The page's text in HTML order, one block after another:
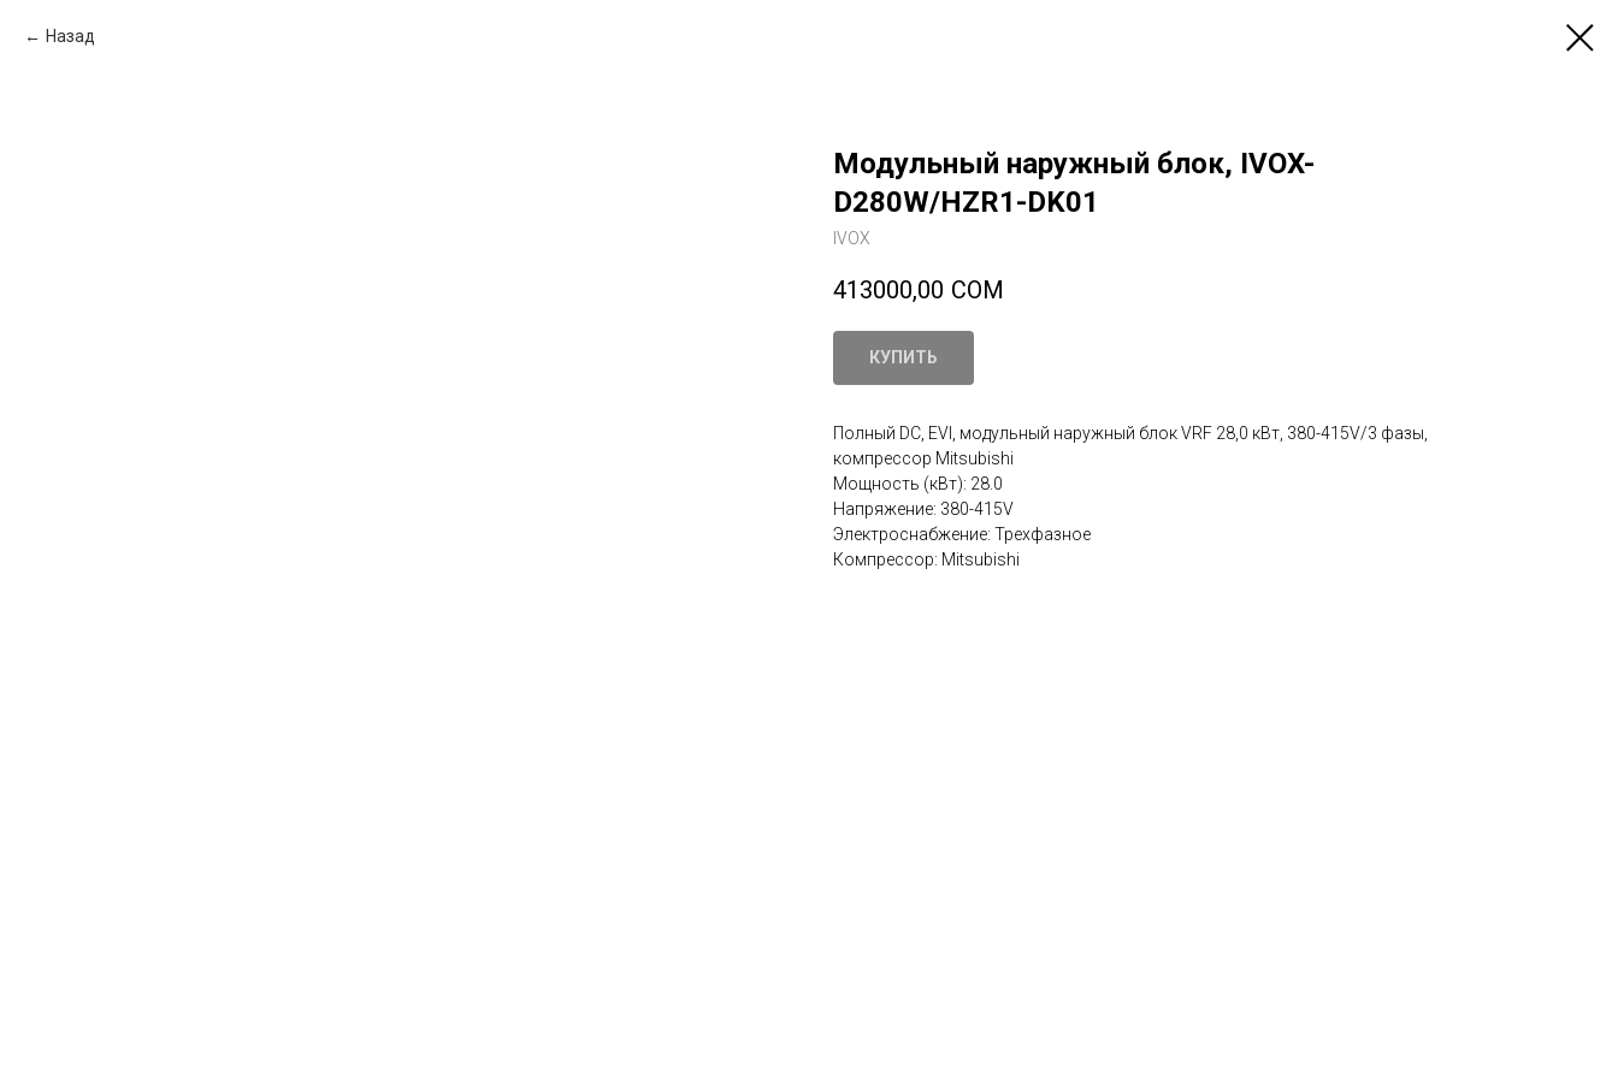
Назад
Модульный наружный блок, IVOX-
D280W/HZR1-DK01
IVOX
413000,00 СОМ
КУПИТЬ
Полный DC, EVI, модульный наружный блок VRF 28,0 кВт, 380-415V/3 фазы,
компрессор Mitsubishi
Мощность (кВт): 28.0
Напряжение: 380-415V
Электроснабжение: Трехфазное
Компрессор: Mitsubishi